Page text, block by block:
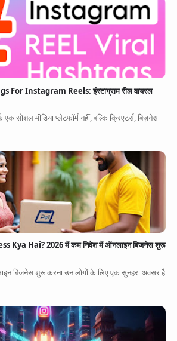
For Instagram Reels: इंस्टाग्राम रील वायरल
सोशल मीडिया प्लेटफॉर्म नहीं, बल्कि क्रिएटर्स, बिज़नेस
Kya Hai? 2026 में कम निवेश में ऑनलाइन बिजनेस शुरू
बिजनेस शुरू करना उन लोगों के लिए एक सुनहरा अवसर है